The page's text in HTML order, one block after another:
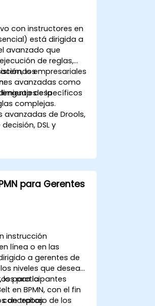
con instructores en
está dirigida a
avanzado que
de reglas,
empresariales
avanzadas como
específicos
los
de la
complejas.
avanzadas de Drools,
DSL y
problemas con
y sistemas
robustos de
y colaboración
de reglas.
soluciones
para Gerentes
instrucción
línea o en las
a gerentes de
niveles que desean
para la
en BPMN, con el fin
de trabajo de los
los participantes
conceptos